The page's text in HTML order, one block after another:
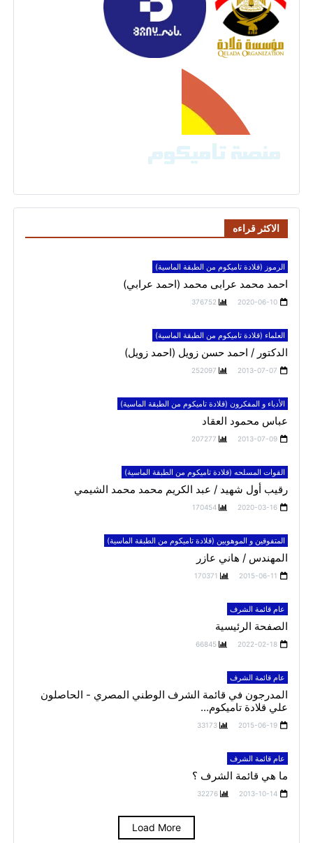
الاكثر قراءه
الرموز (قلادة تاميكوم من الطبقة الماسية)
احمد محمد عرابى محمد (احمد عرابي)
2020-06-10
376752
العلماء (قلادة تاميكوم من الطبقة الماسية)
الدكتور / احمد حسن زويل (احمد زويل)
2013-07-07
252097
الأدباء و المفكرون (قلادة تاميكوم من الطبقة الماسية)
عباس محمود العقاد
2013-07-09
207277
القوات المسلحه (قلادة تاميكوم من الطبقة الماسية)
رقيب أول شهيد / عبد الكريم محمد محمد الشيمي
2020-03-16
170454
المتفوقين و الموهوبين (قلادة تاميكوم من الطبقة الماسية)
المهندس / هاني عازر
2015-06-11
170371
عام قائمة الشرف
الصفحة الرئيسية
2022-02-18
66845
عام قائمة الشرف
المدرجون في قائمة الشرف الوطني المصري - الحاصلون
علي قلادة تاميكوم...
2015-06-19
33173
عام قائمة الشرف
ما هي قائمة الشرف ؟
2013-10-14
32276
Load More